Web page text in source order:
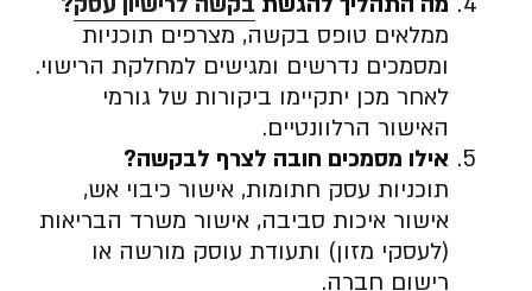
ממלאים טופס בקשה, מצרפים תוכניות
ומסמכים נדרשים ומגישים למחלקת הרישוי.
לאחר מכן יתקיימו ביקורות של גורמי
האישור הרלוונטיים.
אילו מסמכים חובה לצרף לבקשה?
תוכניות עסק חתומות, אישור כיבוי אש,
אישור איכות סביבה, אישור משרד הבריאות
(לעסקי מזון) ותעודת עוסק מורשה או
רישום חברה.